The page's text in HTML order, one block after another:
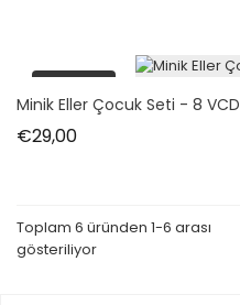
tükendi
Minik Eller Çocuk Seti - 8 VCD
€29,00Fiyat
Toplam 6 üründen 1-6 arası
gösteriliyor